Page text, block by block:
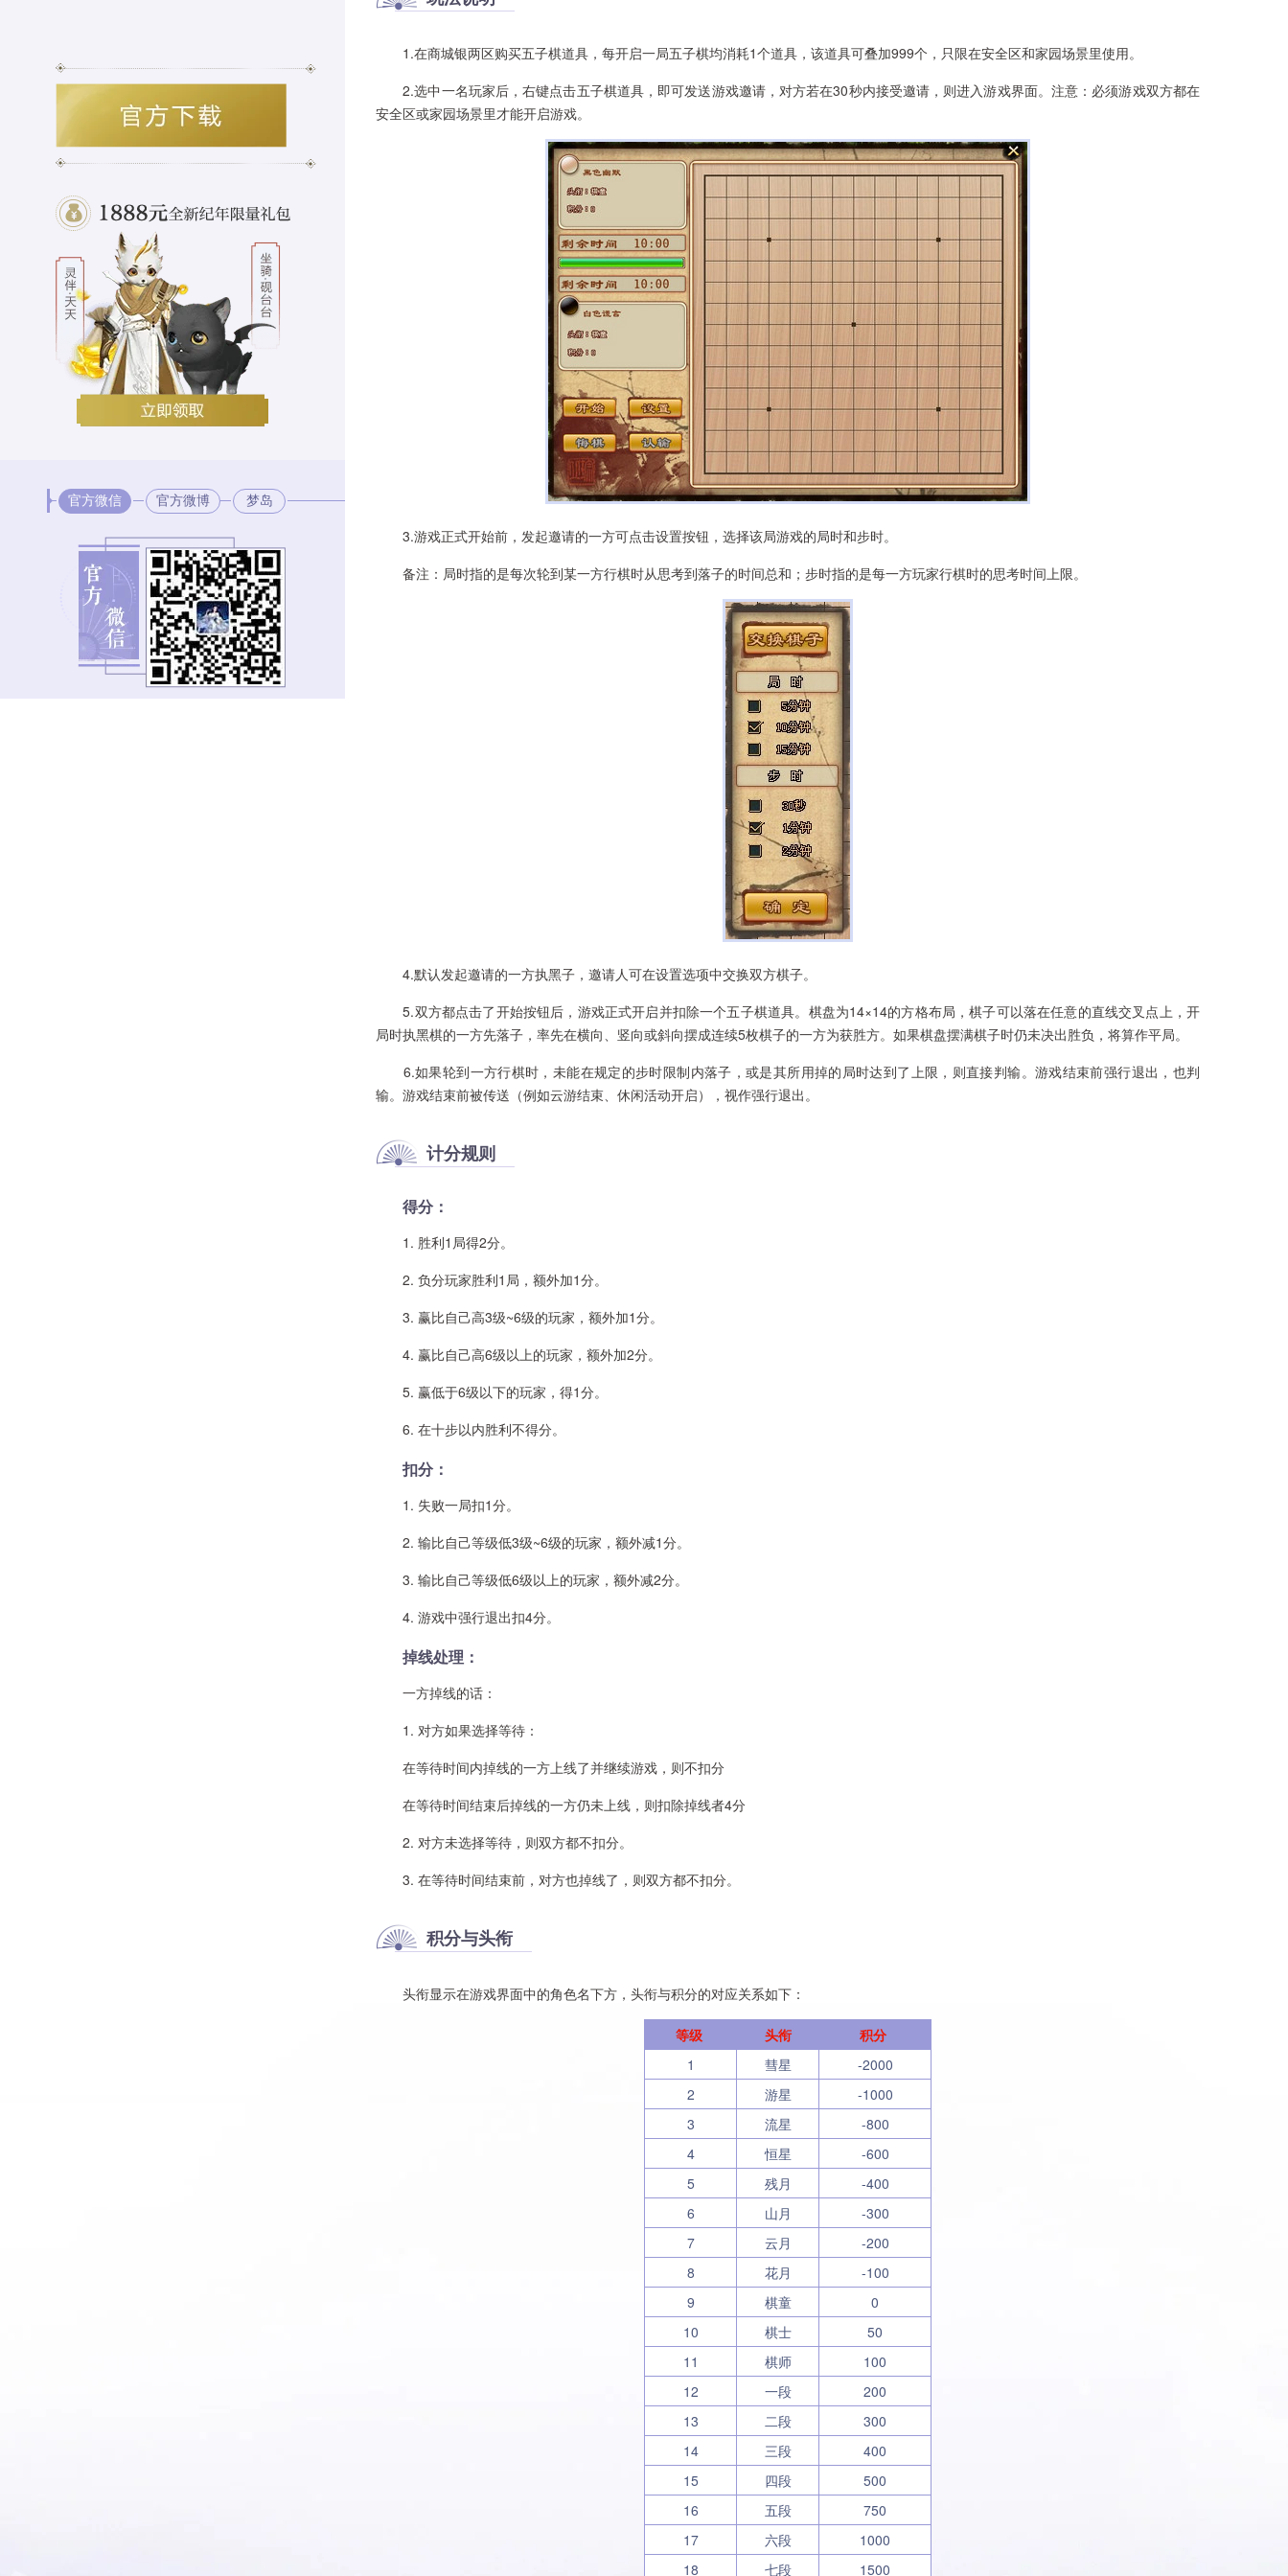
官方微信 官方微博 梦岛
1.在商城银两区购买五子棋道具，每开启一局五子棋均消耗1个道具，该道具可叠加999个，只限在安全区和家园场景里使用。
2.选中一名玩家后，右键点击五子棋道具，即可发送游戏邀请，对方若在30秒内接受邀请，则进入游戏界面。注意：必须游戏双方都在
安全区或家园场景里才能开启游戏。
3.游戏正式开始前，发起邀请的一方可点击设置按钮，选择该局游戏的局时和步时。
备注：局时指的是每次轮到某一方行棋时从思考到落子的时间总和；步时指的是每一方玩家行棋时的思考时间上限。
4.默认发起邀请的一方执黑子，邀请人可在设置选项中交换双方棋子。
5.双方都点击了开始按钮后，游戏正式开启并扣除一个五子棋道具。棋盘为14×14的方格布局，棋子可以落在任意的直线交叉点上，开
局时执黑棋的一方先落子，率先在横向、竖向或斜向摆成连续5枚棋子的一方为获胜方。如果棋盘摆满棋子时仍未决出胜负，将算作平局。
6.如果轮到一方行棋时，未能在规定的步时限制内落子，或是其所用掉的局时达到了上限，则直接判输。游戏结束前强行退出，也判
输。游戏结束前被传送（例如云游结束、休闲活动开启），视作强行退出。
计分规则
得分：
1. 胜利1局得2分。
2. 负分玩家胜利1局，额外加1分。
3. 赢比自己高3级~6级的玩家，额外加1分。
4. 赢比自己高6级以上的玩家，额外加2分。
5. 赢低于6级以下的玩家，得1分。
6. 在十步以内胜利不得分。
扣分：
1. 失败一局扣1分。
2. 输比自己等级低3级~6级的玩家，额外减1分。
3. 输比自己等级低6级以上的玩家，额外减2分。
4. 游戏中强行退出扣4分。
掉线处理：
一方掉线的话：
1. 对方如果选择等待：
在等待时间内掉线的一方上线了并继续游戏，则不扣分
在等待时间结束后掉线的一方仍未上线，则扣除掉线者4分
2. 对方未选择等待，则双方都不扣分。
3. 在等待时间结束前，对方也掉线了，则双方都不扣分。
积分与头衔
头衔显示在游戏界面中的角色名下方，头衔与积分的对应关系如下：
等级 头衔
积分
1
彗星
-2000
2
游星
-1000
3
流星
-800
4
恒星
-600
5
残月
-400
6
山月
-300
7
云月
-200
8
花月
-100
9
棋童
0
10
棋士
50
11
棋师
100
12
一段
200
13
二段
300
14
三段
400
15
四段
500
16
五段
750
17
六段
1000
18
七段 1500